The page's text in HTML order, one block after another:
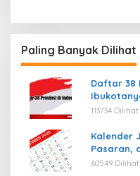
Paling Banyak Dilihat
Daftar 38
113734 Dilihat
Kalender
Pasaran,
60549 Dilihat